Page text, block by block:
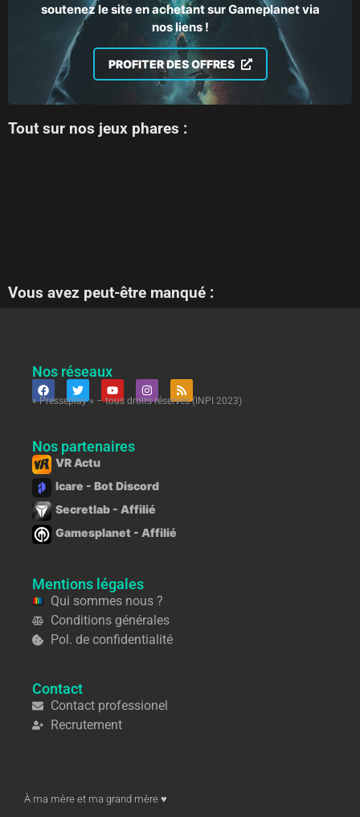
soutenez le site en achetant sur Gameplanet via
nos liens !
PROFITER DES OFFRES
Tout sur nos jeux phares :
Vous avez peut-être manqué :
Nos réseaux
« Presseplay » – tous droits réservés (INPI 2023)
Nos partenaires
VR Actu
Icare - Bot Discord
Secretlab - Affilié
Gamesplanet - Affilié
Mentions légales
Qui sommes nous ?
Conditions générales
Pol. de confidentialité
Contact
Contact professionel
Recrutement
À ma mère et ma grand mère ♥︎